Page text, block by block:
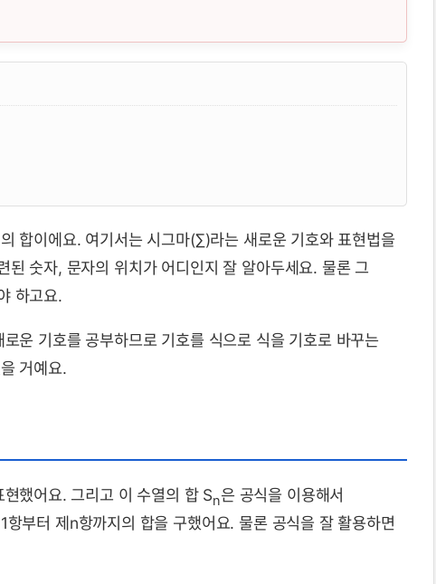
뜻, 성질, 공식 요약 및 예제
합이에요. 여기서는 시그마(∑)라는 새로운 기호와 표현법을
숫자, 문자의 위치가 어디인지 잘 알아두세요. 물론 그
하고요.
운 기호를 공부하므로 기호를 식으로 식을 기호로 바꾸는
거예요.
현했어요. 그리고 이 수열의 합 Sn은 공식을 이용해서
항부터 제n항까지의 합을 구했어요. 물론 공식을 잘 활용하면